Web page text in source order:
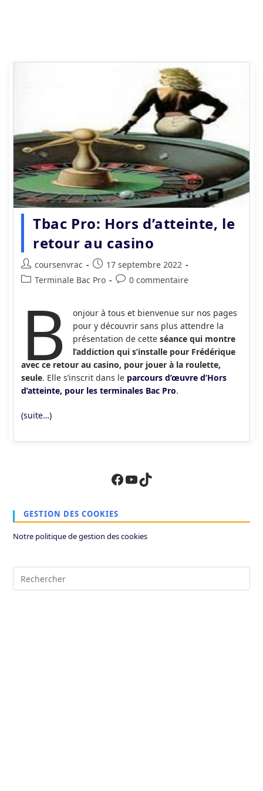
Tbac Pro: Hors d’atteinte, le
retour au casino
Auteur/autrice
de
coursenvrac
Publication
publiée :
17 septembre 2022
PostTerminale Bac Pro
Commentaires
publication :
0 commentaire
B
onjour à tous et bienvenue sur nos pages
pour y découvrir sans plus attendre la
présentation de cette séance qui montre
l’addiction qui s’installe pour Frédérique
avec ce retour au casino, pour jouer à la roulette,
seule. Elle s’inscrit dans le parcours d’œuvre d’Hors
d’atteinte, pour les terminales Bac Pro.
(suite…)
Facebook
YouTube
TikTok
GESTION DES COOKIES
Notre politique de gestion des cookies